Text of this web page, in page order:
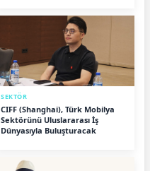
SEKTÖR
CIFF (Shanghai), Türk Mobilya
Sektörünü Uluslararası İş
Dünyasıyla Buluşturacak